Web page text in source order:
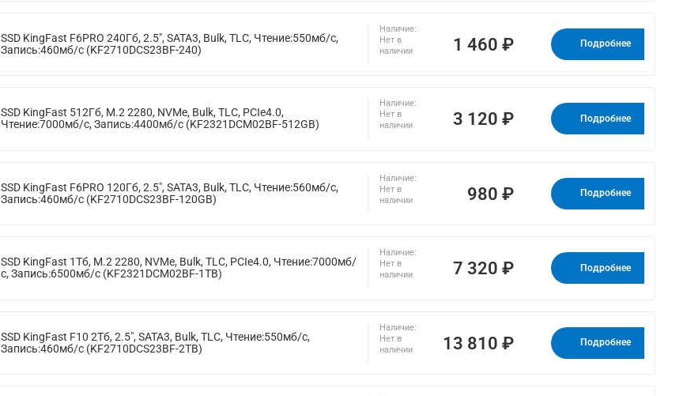
SSD KingFast F6PRO 240Гб, 2.5", SATA3, Bulk, TLC, Чтение:550мб/с,
Запись:460мб/с (KF2710DCS23BF-240)
Наличие:
Нет в
наличии
1 460 ₽ Подробнее
SSD KingFast 512Гб, M.2 2280, NVMe, Bulk, TLC, PCIe4.0,
Чтение:7000мб/с, Запись:4400мб/с (KF2321DCM02BF-512GB)
Наличие:
Нет в
наличии
3 120 ₽ Подробнее
SSD KingFast F6PRO 120Гб, 2.5", SATA3, Bulk, TLC, Чтение:560мб/с,
Запись:460мб/с (KF2710DCS23BF-120GB)
Наличие:
Нет в
наличии
980 ₽ Подробнее
SSD KingFast 1Тб, M.2 2280, NVMe, Bulk, TLC, PCIe4.0, Чтение:7000мб/
с, Запись:6500мб/с (KF2321DCM02BF-1TB)
Наличие:
Нет в
наличии
7 320 ₽ Подробнее
SSD KingFast F10 2Тб, 2.5", SATA3, Bulk, TLC, Чтение:550мб/с,
Запись:460мб/с (KF2710DCS23BF-2TB)
Наличие:
Нет в
наличии
13 810 ₽ Подробнее